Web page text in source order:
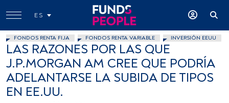
ES
FONDOS RENTA FIJA FONDOS RENTA VARIABLE INVERSIÓN EEUU
LAS RAZONES POR LAS QUE
J.P.MORGAN AM CREE QUE PODRÍA
ADELANTARSE LA SUBIDA DE TIPOS
EN EE.UU.